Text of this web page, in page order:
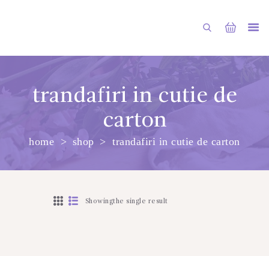
trandafiri in cutie de
carton
home shop trandafiri in cutie de carton
ГЛАВНАЯ
МАГАЗИН
Showingthe single result